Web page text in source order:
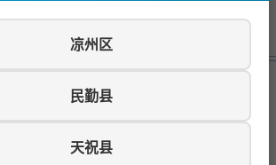
凉州区
民勤县
天祝县
发布时间：2024-03-29 00:02:00
500m2，包厢14间，精品装修，设施
客